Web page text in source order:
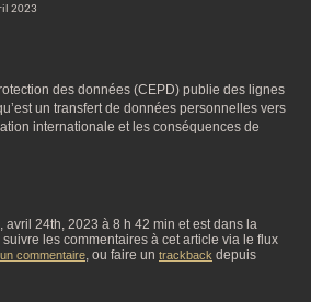
2023
des données (CEPD) publie des lignes
un transfert de données personnelles vers
internationale et les conséquences de
avril 24th, 2023 à 8 h 42 min et est dans la
suivre les commentaires à cet article via le flux
commentaire, ou faire un trackback depuis